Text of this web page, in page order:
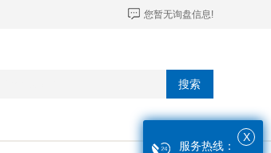
您暂无询盘信息!
搜索
X
服务热线：